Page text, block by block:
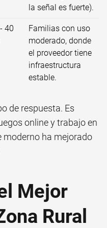
la señal es fuerte).
40
Familias con uso
moderado, donde
el proveedor tiene
infraestructura
estable.
de respuesta. Es
online y trabajo en
moderno ha mejorado
Mejor
Rural